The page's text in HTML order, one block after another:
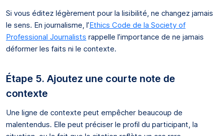
Si vous éditez légèrement pour la lisibilité, ne changez jamais
le sens. En journalisme, l’Ethics Code de la Society of
Professional Journalists rappelle l’importance de ne jamais
déformer les faits ni le contexte.
Étape 5. Ajoutez une courte note de
contexte
Une ligne de contexte peut empêcher beaucoup de
malentendus. Elle peut préciser le profil du participant, la